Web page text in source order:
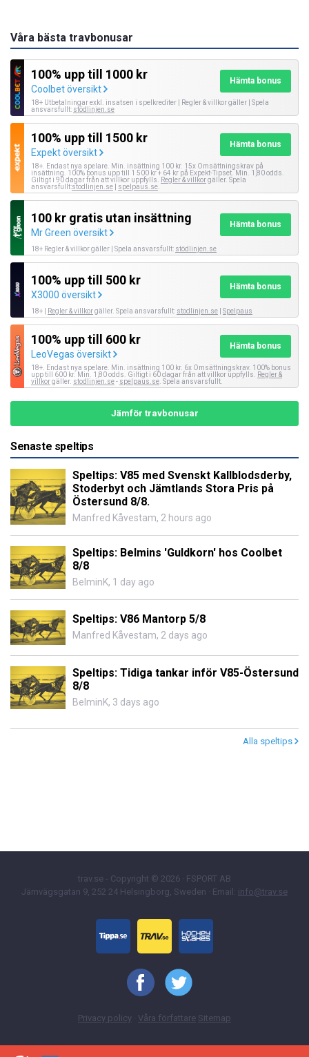
Våra bästa travbonusar
100% upp till 1000 kr
Coolbet översikt
Hämta bonus
18+ Utbetalningar exkl. insatsen i spelkrediter | Regler & villkor gäller | Spela
ansvarsfullt: stödlinjen.se
100% upp till 1500 kr
Expekt översikt
Hämta bonus
18+. Endast nya spelare. Min. insättning 100 kr. 15x Omsättningskrav på
insättning. 100% bonus upp till 1 500 kr + 64 kr på Expekt-Tipset. Min. 1,80 odds.
Giltigt i 90 dagar från att villkor uppfylls.
Regler & villkorgäller. Spela
ansvarsfullt:stodlinjen.se spelpaus.se
100 kr gratis utan insättning
Mr Green översikt
Hämta bonus
18+ Regler & villkor gäller | Spela ansvarsfullt: stödlinjen.se
100% upp till 500 kr
X3000 översikt
Hämta bonus
18+ | Regler & villkorgäller. Spela ansvarsfullt: stodlinjen.se Spelpaus
100% upp till 600 kr
LeoVegas översikt
Hämta bonus
18+. Endast nya spelare. Min. insättning 100 kr. 6x Omsättningskrav. 100% bonus
upp till 600 kr. Min. 1,80 odds. Giltigt i 60 dagar från att villkor uppfylls.
Regler &
villkorgäller. stodlinjen.se- spelpaus.se . Spela ansvarsfullt.
Jämför travbonusar
Senaste speltips
Speltips: V85 med Svenskt Kallblodsderby,
Stoderbyt och Jämtlands Stora Pris på
Östersund 8/8.
Manfred Kåvestam, 2 hours ago
Speltips: Belmins 'Guldkorn' hos Coolbet
8/8
BelminK, 1 day ago
Speltips: V86 Mantorp 5/8
Manfred Kåvestam, 2 days ago
Speltips: Tidiga tankar inför V85-Östersund
8/8
BelminK, 3 days ago
Alla speltips
trav.se - Copyright © 2026 · FSPORT AB
Järnvägsgatan 9, 252 24 Helsingborg, Sweden · Email: info@trav.se
Privacy policy · Våra författare Sitemap